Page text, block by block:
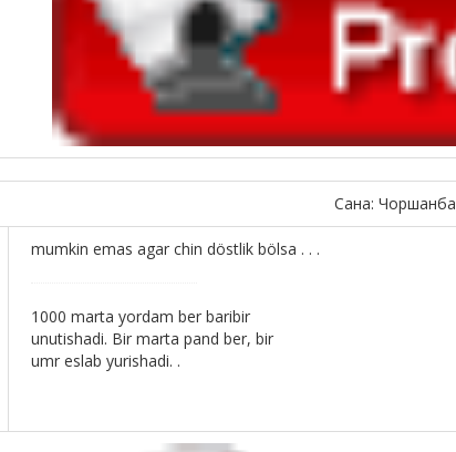
Сана:
mumkin emas agar chin döstlik bölsa . . .
1000 marta yordam ber baribir
unutishadi. Bir marta pand ber, bir
umr eslab yurishadi. .